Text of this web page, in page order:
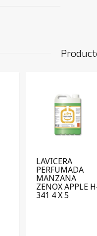
LAVICERA
PERFUMADA
MANZANA
ZENOX APPLE
341 4 X 5